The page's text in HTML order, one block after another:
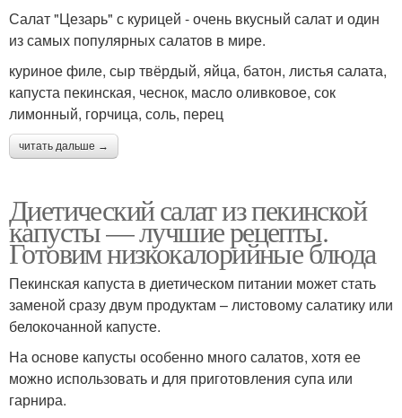
Салат "Цезарь" с курицей - очень вкусный салат и один
из самых популярных салатов в мире.
куриное филе, сыр твёрдый, яйца, батон, листья салата,
капуста пекинская, чеснок, масло оливковое, сок
лимонный, горчица, соль, перец
читать дальше →
Диетический салат из пекинской
капусты — лучшие рецепты.
Готовим низкокалорийные блюда
Пекинская капуста в диетическом питании может стать
заменой сразу двум продуктам – листовому салатику или
белокочанной капусте.
На основе капусты особенно много салатов, хотя ее
можно использовать и для приготовления супа или
гарнира.